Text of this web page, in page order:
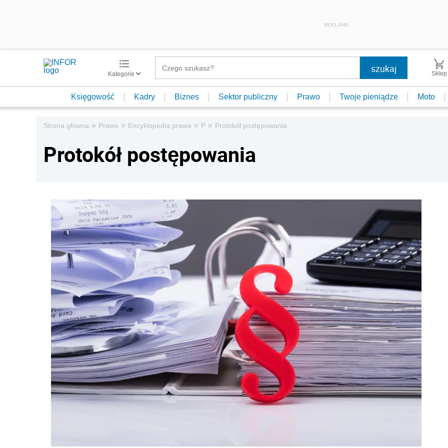
REKLAMA
Kategorie Sklep
Księgowość Kadry Biznes Sektor publiczny Prawo Twoje pieniądze Moto
Strona główna » Prawo » Encyklopedia prawa » P » Protokół postępowania
Protokół postępowania